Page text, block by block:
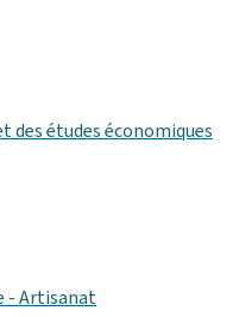
études économiques
- Artisanat